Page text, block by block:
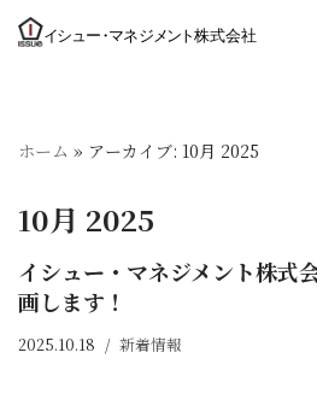
ン
へ
キ
ッ
プ
ホーム » アーカイブ: 10月 2025
10月 2025
イシュー・マネジメント株式
画します！
2025.10.18 新着情報